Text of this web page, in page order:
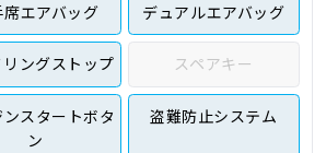
席エアバッグ デュアルエアバッグ
ングストップ スペアキー
スタートボタ
ン
盗難防止システム